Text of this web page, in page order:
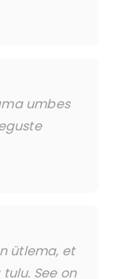
umbes
ütlema, et
See on